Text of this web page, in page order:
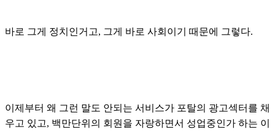
바로 그게 정치인거고, 그게 바로 사회이기 때문에 그렇다.
이제부터 왜 그런 말도 안되는 서비스가 포탈의 광고섹터를 채
우고 있고, 백만단위의 회원을 자랑하면서 성업중인가 하는 이